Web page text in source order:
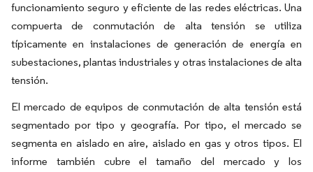
funcionamiento seguro y eficiente de las redes eléctricas. Una
compuerta de conmutación de alta tensión se utiliza
típicamente en instalaciones de generación de energía en
subestaciones, plantas industriales y otras instalaciones de alta
tensión.
El mercado de equipos de conmutación de alta tensión está
segmentado por tipo y geografía. Por tipo, el mercado se
segmenta en aislado en aire, aislado en gas y otros tipos. El
informe también cubre el tamaño del mercado y los